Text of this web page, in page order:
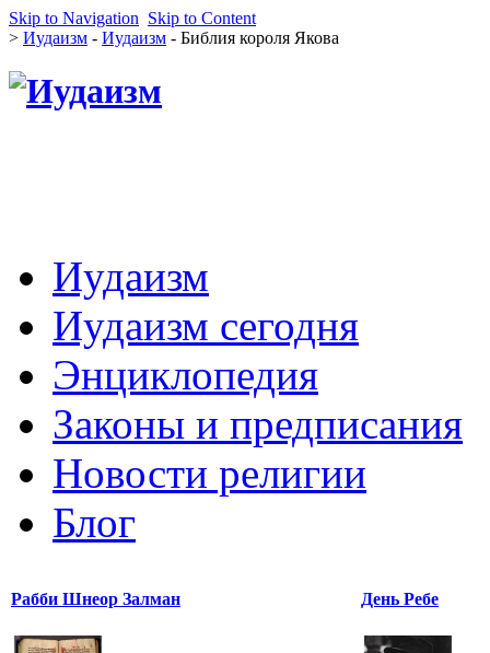
Skip to Navigation Skip to Content
> Иудаизм - Иудаизм - Библия короля Якова
Иудаизм
Иудаизм сегодня
Энциклопедия
Законы и предписания
Новости религии
Блог
Рабби Шнеор Залман День Ребе